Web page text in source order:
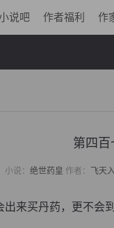
说吧 作者福利 作
第四百
小说： 绝世药皇 作者： 飞天
来买丹药，更不会